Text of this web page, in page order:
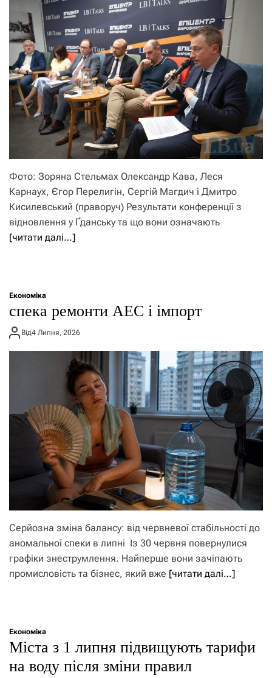
Фото: Зоряна Стельмах Олександр Кава, Леся
Карнаух, Єгор Перелигін, Сергій Магдич і Дмитро
Кисилевський (праворуч) Результати конференції з
відновлення у Ґданську та що вони означають
[читати далі…]
Економіка
спека ремонти АЕС і імпорт
Від4 Липня, 2026
Серйозна зміна балансу: від червневої стабільності до
аномальної спеки в липні Із 30 червня повернулися
графіки знеструмлення. Найперше вони зачіпають
промисловість та бізнес, який вже [читати далі…]
Економіка
Міста з 1 липня підвищують тарифи
на воду після зміни правил